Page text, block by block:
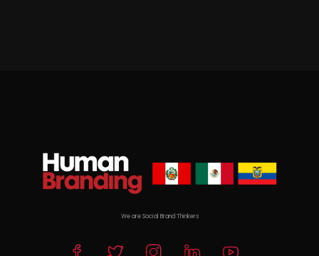
We are Social Brand Thinkers